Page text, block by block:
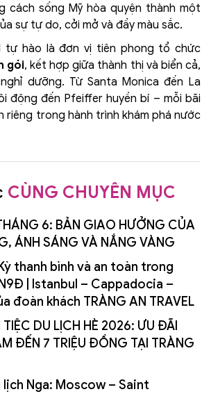
cách sống Mỹ hòa quyện thành một
sự tự do, cởi mở và đầy màu sắc.
tự hào là đơn vị tiên phong tổ chức
gói, kết hợp giữa thành thị và biển cả,
dưỡng. Từ Santa Monica đến La
động đến Pfeiffer huyền bí – mỗi bãi
riêng trong hành trình khám phá nước
CÙNG CHUYÊN MỤC
6: BẢN GIAO HƯỞNG CỦA
ÁNH SÁNG VÀ NẮNG VÀNG
thanh bình và an toàn trong
| Istanbul – Cappadocia –
đoàn khách TRÀNG AN TRAVEL
TIỆC DU LỊCH HÈ 2026: ƯU ĐÃI
ĐẾN 7 TRIỆU ĐỒNG TẠI TRÀNG
lịch Nga: Moscow – Saint